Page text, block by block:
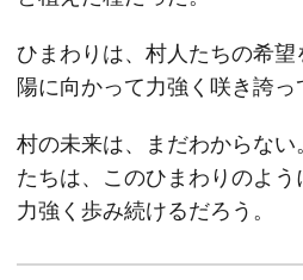
ひまわりは、村人たちの希
陽に向かって力強く咲き誇っ
村の未来は、まだわからない
たちは、このひまわりのよう
力強く歩み続けるだろう。